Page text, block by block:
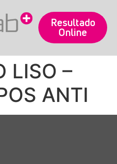
Resultado
Online
LISO –
ANTI